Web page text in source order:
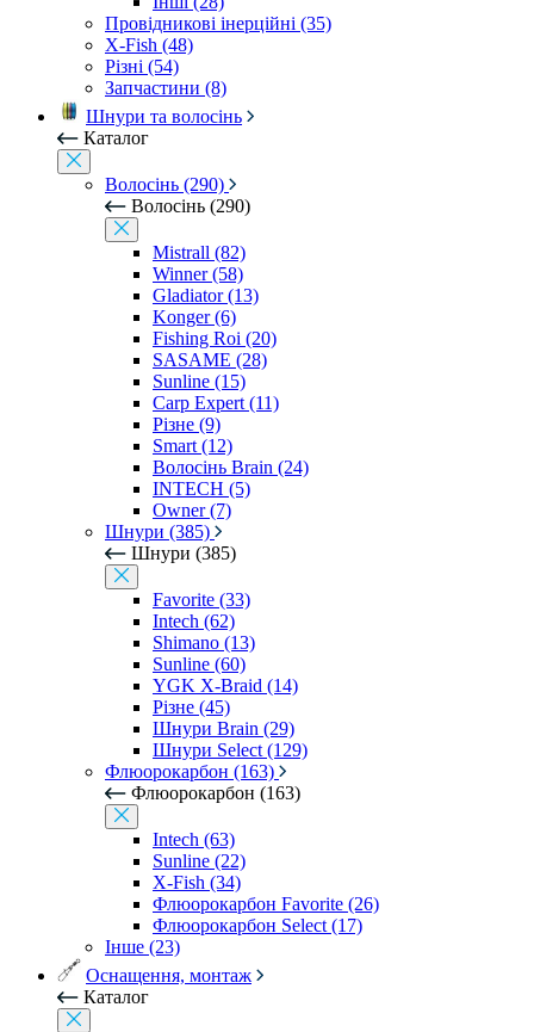
Провідникові інерційні (35)
X-Fish (48)
Різні (54)
Запчастини (8)
Шнури та волосінь
Каталог
Волосінь (290)
Волосінь (290)
Mistrall (82)
Winner (58)
Gladiator (13)
Konger (6)
Fishing Roi (20)
SASAME (28)
Sunline (15)
Carp Expert (11)
Різне (9)
Smart (12)
Волосінь Brain (24)
INTECH (5)
Owner (7)
Шнури (385)
Шнури (385)
Favorite (33)
Intech (62)
Shimano (13)
Sunline (60)
YGK X-Braid (14)
Різне (45)
Шнури Brain (29)
Шнури Select (129)
Флюорокарбон (163)
Флюорокарбон (163)
Intech (63)
Sunline (22)
X-Fish (34)
Флюорокарбон Favorite (26)
Флюорокарбон Select (17)
Інше (23)
Оснащення, монтаж
Каталог